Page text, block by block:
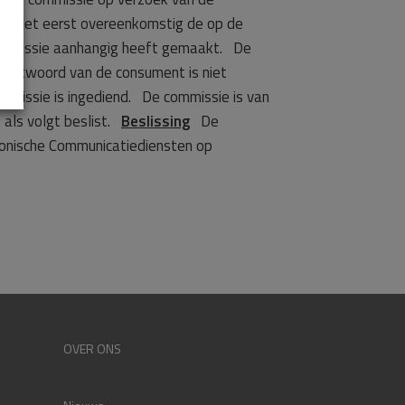
niet eerst overeenkomstig de op de
aanhangig heeft gemaakt. De
van de consument is niet
is ingediend. De commissie is van
volgt beslist. Beslissing De
Communicatiediensten op
OVER ONS